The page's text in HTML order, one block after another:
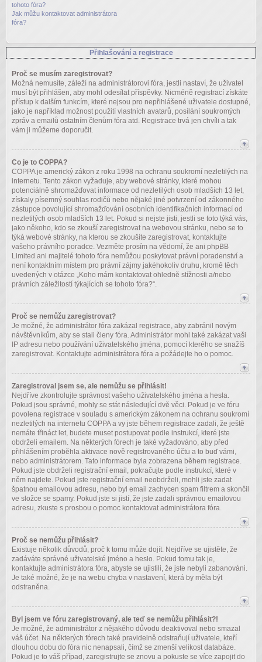
tohoto fóra?
Jak můžu kontaktovat administrátora
fóra?
Přihlašování a registrace
Proč se musím zaregistrovat?
Možná nemusíte, záleží na administrátorovi fóra, jestli nastaví, že uživatel
musí být přihlášen, aby mohl odesílat příspěvky. Nicméně registrací získáte
přístup k dalším funkcím, které nejsou pro nepřihlášené uživatele dostupné,
jako je například možnost použití vlastních avatarů, posílání soukromých
zpráv a emailů ostatním členům fóra atd. Registrace trvá jen chvíli a tak
vám ji můžeme doporučit.
Co je to COPPA?
COPPA je americký zákon z roku 1998 na ochranu soukromí nezletilých na
internetu. Tento zákon vyžaduje, aby webové stránky, které mohou
potenciálně shromažďovat informace od nezletilých osob mladších 13 let,
získaly písemný souhlas rodičů nebo nějaké jiné potvrzení od zákonného
zástupce povolující shromažďování osobních identifikačních informací od
nezletilých osob mladších 13 let. Pokud si nejste jisti, jestli se toto týká vás,
jako někoho, kdo se zkouší zaregistrovat na webovou stránku, nebo se to
týká webové stránky, na kterou se zkoušíte zaregistrovat, kontaktujte
vašeho právního poradce. Vezměte prosím na vědomí, že ani phpBB
Limited ani majitelé tohoto fóra nemůžou poskytovat právní poradenství a
není kontaktním místem pro právní zájmy jakéhokoliv druhu, kromě těch
uvedených v otázce „Koho mám kontaktovat ohledně stížnosti a/nebo
právních záležitostí týkajících se tohoto fóra?“.
Proč se nemůžu zaregistrovat?
Je možné, že administrátor fóra zakázal registrace, aby zabránil novým
návštěvníkům, aby se stali členy fóra. Administrátor mohl také zakázat vaši
IP adresu nebo používání uživatelského jména, pomocí kterého se snažíš
zaregistrovat. Kontaktujte administrátora fóra a požádejte ho o pomoc.
Zaregistroval jsem se, ale nemůžu se přihlásit!
Nejdříve zkontrolujte správnost vašeho uživatelského jména a hesla.
Pokud jsou správné, mohly se stát následující dvě věci. Pokud je ve fóru
povolena registrace v souladu s americkým zákonem na ochranu soukromí
nezletilých na internetu COPPA a vy jste během registrace zadali, že ještě
nemáte třináct let, budete muset postupovat podle instrukcí, které jste
obdrželi emailem. Na některých fórech je také vyžadováno, aby před
přihlášením proběhla aktivace nově registrovaného účtu a to buď vámi,
nebo administrátorem. Tato informace byla zobrazena během registrace.
Pokud jste obdrželi registrační email, pokračujte podle instrukcí, které v
něm najdete. Pokud jste registrační email neobdrželi, mohli jste zadat
špatnou emailovou adresu, nebo byl email zachycen spam filtrem a skončil
ve složce se spamy. Pokud jste si jistí, že jste zadali správnou emailovou
adresu, zkuste s prosbou o pomoc kontaktovat administrátora fóra.
Proč se nemůžu přihlásit?
Existuje několik důvodů, proč k tomu může dojít. Nejdříve se ujistěte, že
zadáváte správné uživatelské jméno a heslo. Pokud tomu tak je,
kontaktujte administrátora fóra, abyste se ujistili, že jste nebyli zabanováni.
Je také možné, že je na webu chyba v nastavení, která by měla být
odstraněna.
Byl jsem ve fóru zaregistrovaný, ale teď se nemůžu přihlásit?!
Je možné, že administrátor z nějakého důvodu deaktivoval nebo smazal
váš účet. Na některých fórech také pravidelně odstraňují uživatele, kteří
dlouhou dobu do fóra nic nenapsali, čímž se zmenší velikost databáze.
Pokud je to váš případ, zaregistrujte se znovu a pokuste se více zapojit do